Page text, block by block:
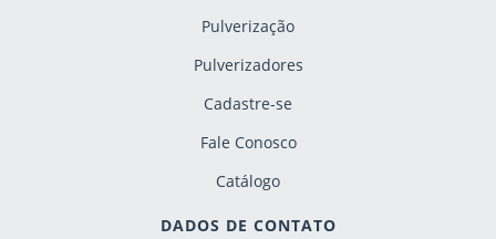
Pulverização
Pulverizadores
Cadastre-se
Fale Conosco
Catálogo
DADOS DE CONTATO